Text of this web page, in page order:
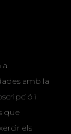
a
amb la
i
que
els